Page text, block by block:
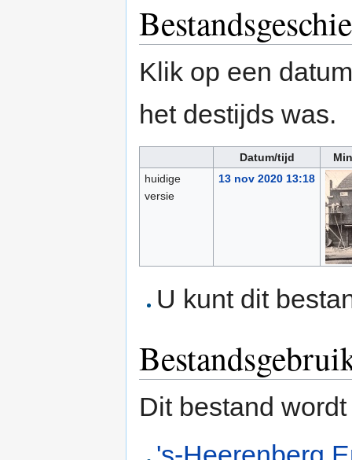
Klik op een
het destijds was.
Datum/tijd
huidige
versie
13 nov 2020 13:18
U kunt dit
Dit bestand